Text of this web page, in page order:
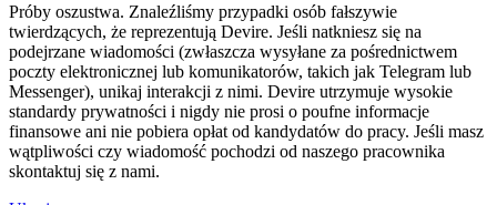
Próby oszustwa. Znaleźliśmy przypadki osób fałszywie
twierdzących, że reprezentują Devire. Jeśli natkniesz się na
podejrzane wiadomości (zwłaszcza wysyłane za pośrednictwem
poczty elektronicznej lub komunikatorów, takich jak Telegram lub
Messenger), unikaj interakcji z nimi. Devire utrzymuje wysokie
standardy prywatności i nigdy nie prosi o poufne informacje
finansowe ani nie pobiera opłat od kandydatów do pracy. Jeśli masz
wątpliwości czy wiadomość pochodzi od naszego pracownika
skontaktuj się z nami.